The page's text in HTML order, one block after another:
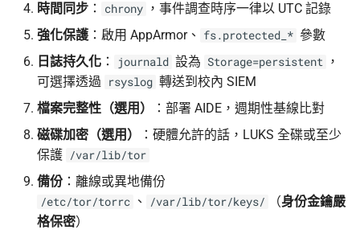
時間同步 ： chrony ，事件調查時序一律以 UTC 記錄
強化保護 ：啟用 AppArmor、 fs.protected_* 參數
日誌持久化 ： journald 設為 Storage=persistent ，
可選擇透過 rsyslog 轉送到校內 SIEM
檔案完整性（選用）
：部署 AIDE，週期性基線比對
磁碟加密（選用）
：硬體允許的話，LUKS 全碟或至少
保護 /var/lib/tor
備份 ：離線或異地備份
/etc/tor/torrc 、 /var/lib/tor/keys/ （身份金鑰嚴
格保密）